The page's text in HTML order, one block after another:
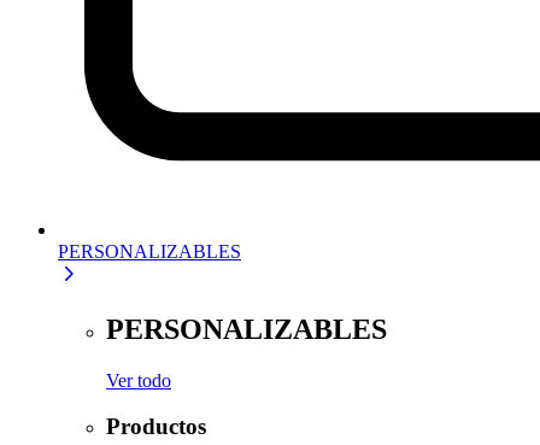
PERSONALIZABLES
PERSONALIZABLES
Ver todo
Productos